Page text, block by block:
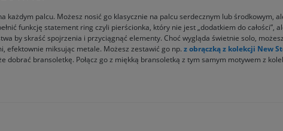
każdym palcu. Możesz nosić go klasycznie na palcu serdecznym lub środkowym,
funkcję statement ring czyli pierścionka, który nie jest „dodatkiem do całości”,
by skraść spojrzenia i przyciągnąć elementy. Choć wygląda świetnie solo,
efektownie miksując metale. Możesz zestawić go np. z obrączką z kolekcji New
dobrać bransoletkę. Połącz go z miękką bransoletką z tym samym motywem z